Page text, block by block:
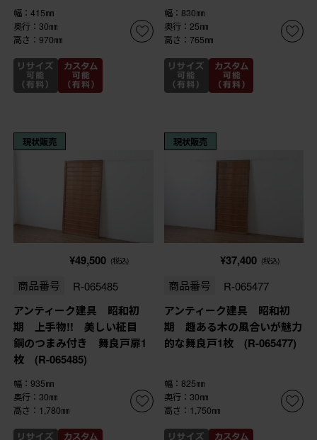
幅：415㎜
奥行：30㎜
高さ：970㎜
幅：830㎜
奥行：25㎜
高さ：765㎜
現状販売
¥49,500 (税込)
商品番号 R-065485
アンティーク建具 昭和初
期 上手物!! 美しい柾目
銅のつまみ付き 舞良戸扉1
枚 (R-065485)
幅：935㎜
奥行：30㎜
高さ：1,780㎜
現状販売
¥37,400 (税込)
商品番号 R-065477
アンティーク建具 昭和初
期 趣ある木の風合いが魅力
的な舞良戸1枚 (R-065477)
幅：825㎜
奥行：30㎜
高さ：1,750㎜